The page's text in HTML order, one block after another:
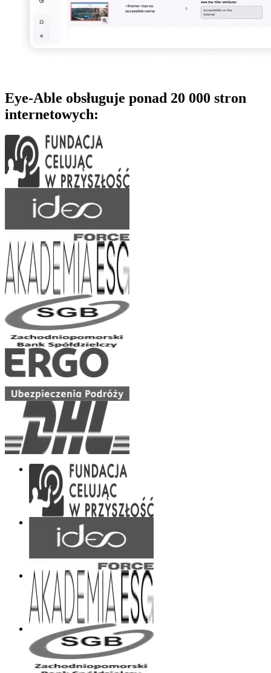
Eye-Able obsługuje ponad 20 000 stron
internetowych: